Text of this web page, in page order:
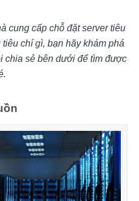
cung cấp chỗ đặt server tiêu
chí gì, bạn hãy khám phá
chia sẻ bên dưới để tìm được